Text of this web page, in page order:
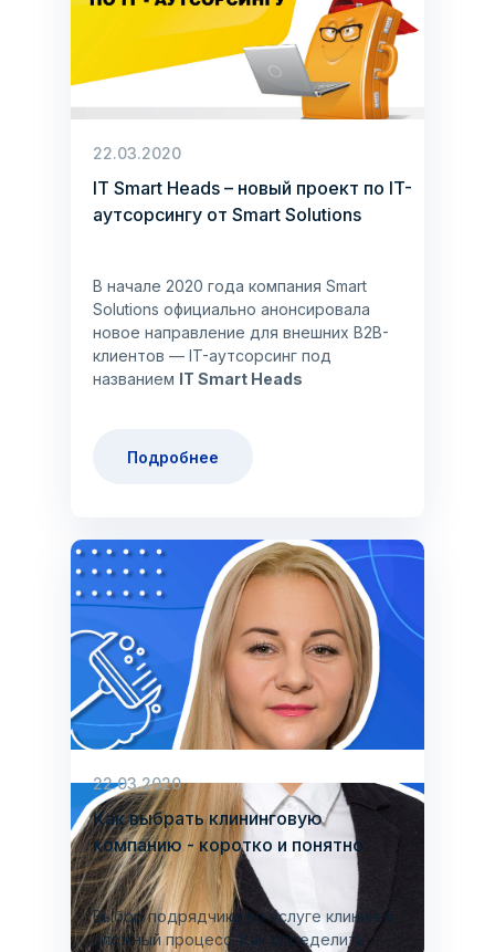
22.03.2020
IT Smart Heads – новый проект по IT-
аутсорсингу от Smart Solutions
В начале 2020 года компания Smart
Solutions официально анонсировала
новое направление для внешних B2B-
клиентов — IT-аутсорсинг под
названием IT Smart Heads
Подробнее
22.03.2020
Как выбрать клининговую
компанию - коротко и понятно
Выбор подрядчика по услуге клининга
сложный процесс. Как определить